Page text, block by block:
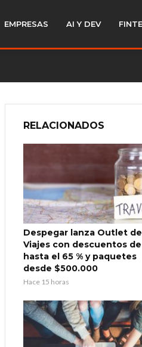
EMPRESAS AI Y DEV
RELACIONADOS
Despegar lanza Outlet de
Viajes con descuentos de
hasta el 65 % y paquetes
desde $500.000
Hace 15 horas